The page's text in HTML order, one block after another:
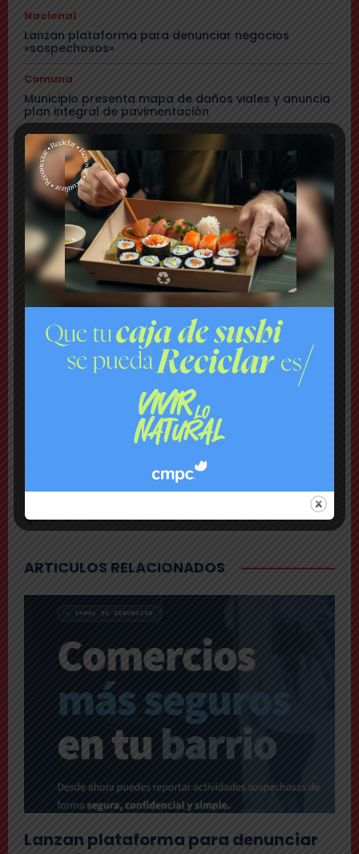
Nacional
Lanzan plataforma para denunciar negocios
«sospechosos»
Comuna
Municipio presenta mapa de daños viales y anuncia
plan integral de pavimentación
Comuna
Delincuentes realizan violento turbazo en Puente
Alto y disparan al aire tras alerta de vecinos
Comuna
Tensión: delegado Codina acusa a alcalde Toledo
de hacerle una «encerrona», editar video y querer
ser «influencer»
Comuna
Gritos y «dedo a lo Lagos»: Matías Toledo encaró a
delegado presidencial y lo subió a su red social
Cajón del Maipo
Encuentran con vida a pareja desaparecida: se
habían quedado sin batería en sus teléfonos
Rechazan internación provisoria a menor que
amenazó con destornillador a compañeros de Liceo
Gendarmería frustra a balazos rescate de 16 reos
que eran llevados a la cárcel de Puente Alto
ARTICULOS RELACIONADOS
Lanzan plataforma para denunciar